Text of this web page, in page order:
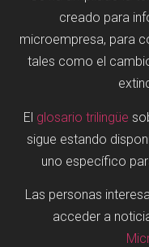
creado para
microempresa, para
tales como el
El glosario trilingüe
sigue estando
uno específico
Las personas
acceder a